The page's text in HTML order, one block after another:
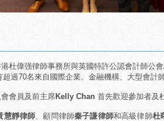
杜偉强律師事務所與英國特許公認會計師公
過70名來自國際企業、金融機構、大型會計
會員及前主席Kelly Chan 首先歡迎參加者及
慧靜律師 、顧問律師秦子謙律師和高級律師杜